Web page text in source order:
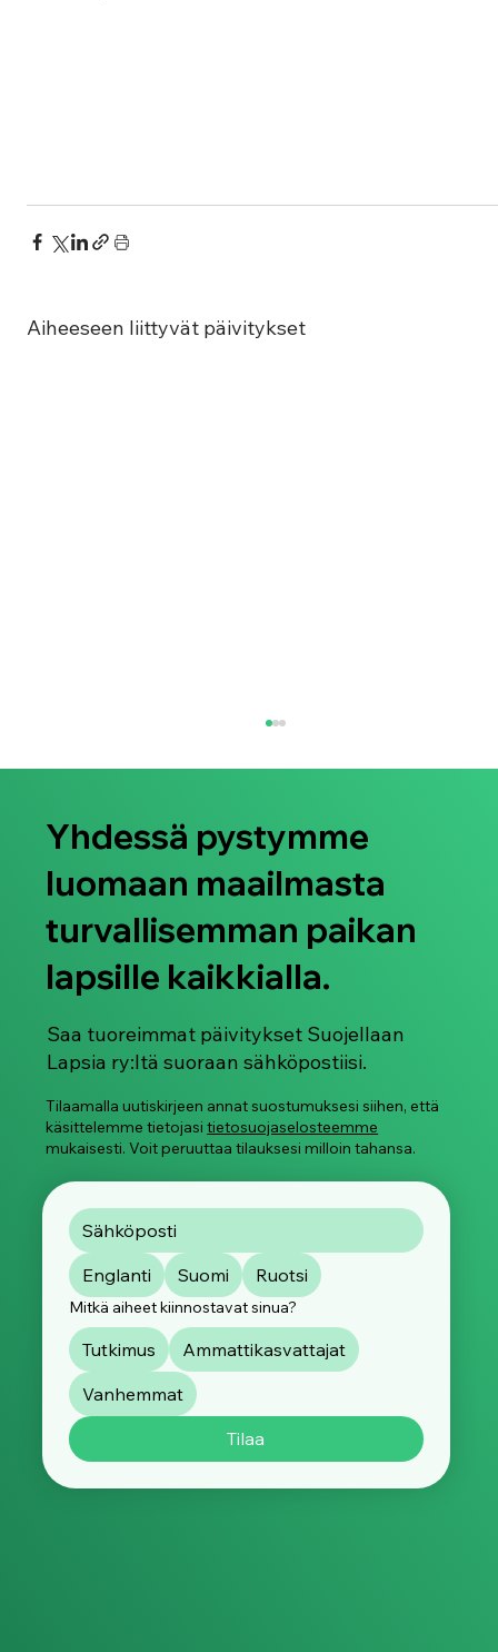
Aiheeseen liittyvät päivitykset
Suojellaan Lapsia ry juhlistaa Pride-
Yhdessä pystymme
luomaan maailmasta
turvallisemman paikan
lapsille kaikkialla.
Saa tuoreimmat päivitykset Suojellaan
Lapsia ry:ltä suoraan sähköpostiisi.
Tilaamalla uutiskirjeen annat suostumuksesi siihen, että
käsittelemme tietojasitietosuojaselosteemme
mukaisesti. Voit peruuttaa tilauksesi milloin tahansa.
Englanti Suomi Ruotsi
Mitkä aiheet kiinnostavat sinua?
Tutkimus
Ammattikasvattajat
Vanhemmat
Tilaa